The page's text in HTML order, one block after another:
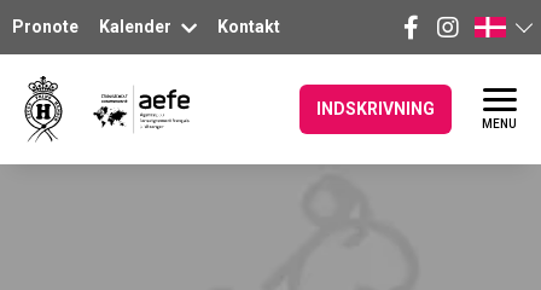
Pronote Kalender Kontakt
INDSKRIVNING
MENU